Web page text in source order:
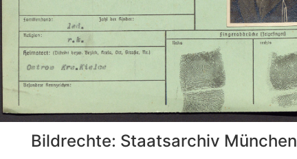
Bildrechte: Staatsarchiv München